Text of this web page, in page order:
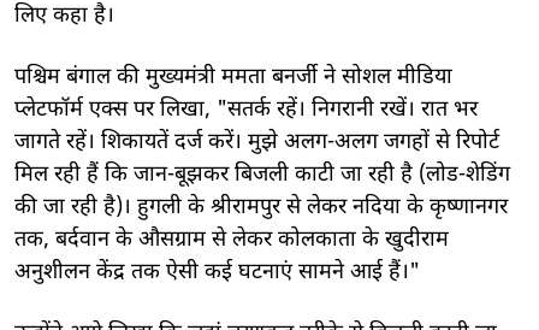
लिए कहा है।
पश्चिम बंगाल की मुख्यमंत्री ममता बनर्जी ने सोशल मीडिया
प्लेटफॉर्म एक्स पर लिखा, "सतर्क रहें। निगरानी रखें। रात भर
जागते रहें। शिकायतें दर्ज करें। मुझे अलग-अलग जगहों से रिपोर्ट
मिल रही हैं कि जान-बूझकर बिजली काटी जा रही है (लोड-शेडिंग
की जा रही है)। हुगली के श्रीरामपुर से लेकर नदिया के कृष्णानगर
तक, बर्दवान के औसग्राम से लेकर कोलकाता के खुदीराम
अनुशीलन केंद्र तक ऐसी कई घटनाएं सामने आई हैं।"